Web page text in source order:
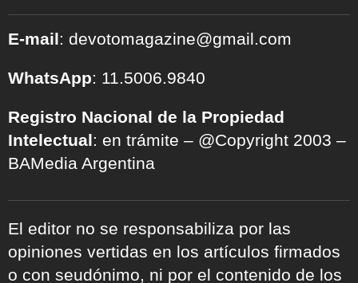
E-mail: devotomagazine@gmail.com
WhatsApp: 11.5006.9840
Registro Nacional de la Propiedad
Intelectual: en trámite – @Copyright 2003 –
BAMedia Argentina
El editor no se responsabiliza por las
opiniones vertidas en los artículos firmados
o con seudónimo, ni por el contenido de los